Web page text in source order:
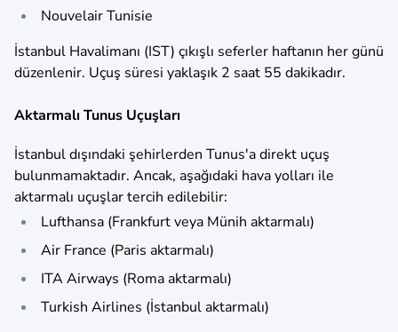
Nouvelair Tunisie
İstanbul Havalimanı (IST) çıkışlı seferler haftanın her günü
düzenlenir. Uçuş süresi yaklaşık 2 saat 55 dakikadır.
Aktarmalı Tunus Uçuşları
İstanbul dışındaki şehirlerden Tunus'a direkt uçuş
bulunmamaktadır. Ancak, aşağıdaki hava yolları ile
aktarmalı uçuşlar tercih edilebilir:​
Lufthansa (Frankfurt veya Münih aktarmalı)
Air France (Paris aktarmalı)
ITA Airways (Roma aktarmalı)
Turkish Airlines (İstanbul aktarmalı)